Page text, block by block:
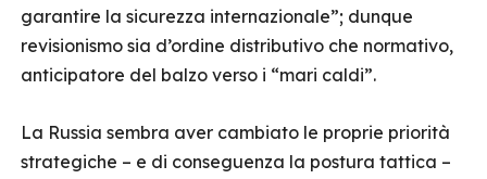
garantire la sicurezza internazionale”; dunque
revisionismo sia d’ordine distributivo che normativo,
anticipatore del balzo verso i “mari caldi”.
La Russia sembra aver cambiato le proprie priorità
strategiche – e di conseguenza la postura tattica –